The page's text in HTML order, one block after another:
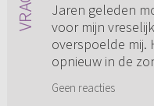
Jaren geleden
voor mijn
overspoelde mij.
opnieuw in de
Geen reacties